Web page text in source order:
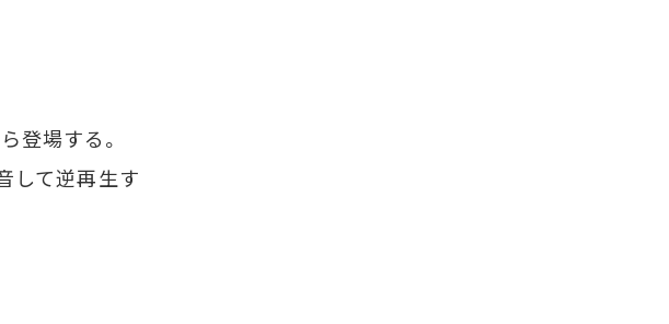
登場する。
して逆再生す